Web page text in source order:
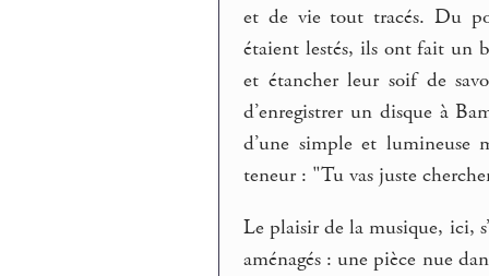
et de vie tout tracés. Du
étaient lestés, ils ont fait un
et étancher leur soif de
d’enregistrer un disque à
d’une simple et lumineuse
teneur : "Tu vas juste
Le plaisir de la musique, ici,
aménagés : une pièce nue